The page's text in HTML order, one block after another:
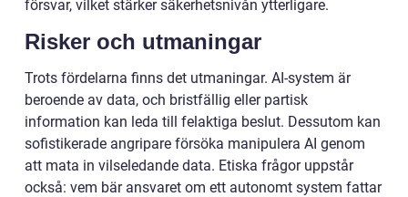
försvar, vilket stärker säkerhetsnivån ytterligare.
Risker och utmaningar
Trots fördelarna finns det utmaningar. AI-system är
beroende av data, och bristfällig eller partisk
information kan leda till felaktiga beslut. Dessutom kan
sofistikerade angripare försöka manipulera AI genom
att mata in vilseledande data. Etiska frågor uppstår
också: vem bär ansvaret om ett autonomt system fattar